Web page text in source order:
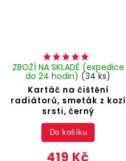
Kartáč na čištění
radiátorů, smeták z kozí
srsti, černý
ZBOŽÍ NA SKLADĚ (expedice
do 24 hodin) (34 ks)
419 Kč
Do košíku